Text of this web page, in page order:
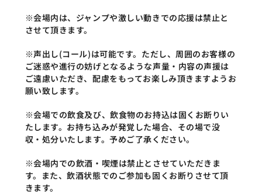
※会場内は、ジャンプや激しい動きでの応援は禁止と
させて頂きます。
※声出し(コール)は可能です。ただし、周囲のお客様の
ご迷惑や進行の妨げとなるような声量・内容の声援は
ご遠慮いただき、配慮をもってお楽しみ頂きますようお
願い致します。
※会場での飲食及び、飲食物のお持込は固くお断りい
たします。お持ち込みが発覚した場合、その場で没
収・処分いたします。予めご了承ください。
※会場内での飲酒・喫煙は禁止とさせていただきま
す。また、飲酒状態でのご参加も固くお断りさせて頂
きます。